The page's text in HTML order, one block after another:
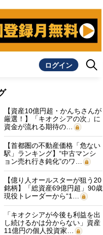
ログイン
【資産10億円超・かんちさんが
厳選！】「キオクシアの次」に
資金が流れる期待の…
【首都圏の不動産価格「危ない
駅」ランキング】“中古マンシ
ョン売れ行き鈍化”のワ…
【億り人オールスターが狙う20
銘柄】「総資産69億円超」90歳
現役トレーダーから“1…
「キオクシアが今後も利益を出
し続けるかは分からない」資産
11億円の個人投資家…